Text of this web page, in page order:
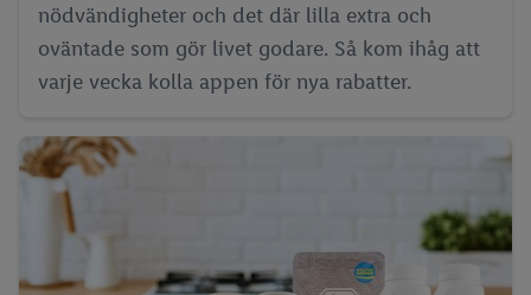
nödvändigheter och det där lilla extra och
oväntade som gör livet godare. Så kom ihåg att
varje vecka kolla appen för nya rabatter.